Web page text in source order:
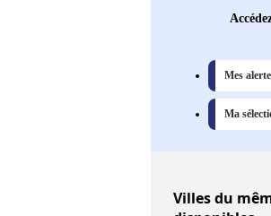
Mes
Ma
Villesdu